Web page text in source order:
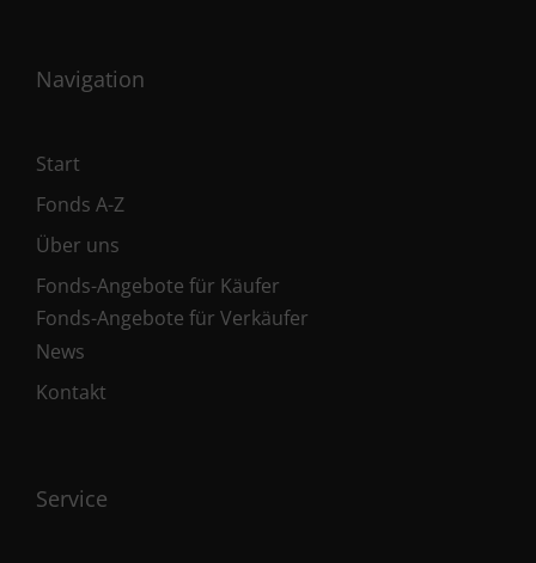
Navigation
Start
Fonds A-Z
Über uns
Fonds-Angebote für Käufer
Fonds-Angebote für Verkäufer
News
Kontakt
Service